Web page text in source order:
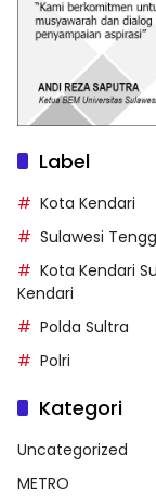
Label
Kota Kendari
Sulawesi
Kota Kendari
Kendari
Polda Sultra
Polri
Kategori
Uncategorized
METRO